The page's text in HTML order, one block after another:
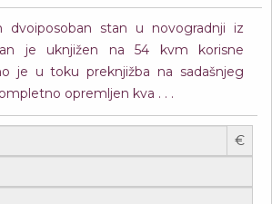
dvoiposoban stan u novogradnji iz
je uknjižen na 54 kvm korisne
je u toku preknjižba na sadašnjeg
opremljen kva . . .
€